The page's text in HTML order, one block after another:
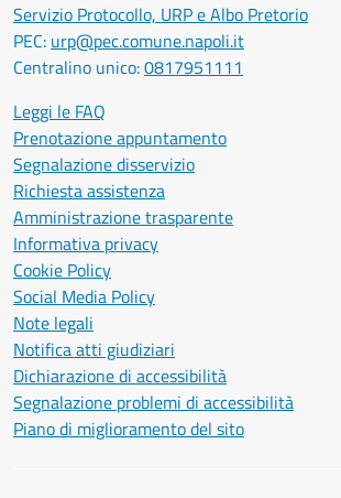
Servizio Protocollo, URP e Albo Pretorio
PEC: urp@pec.comune.napoli.it
Centralino unico:0817951111
Leggi le FAQ
Prenotazione appuntamento
Segnalazione disservizio
Richiesta assistenza
Amministrazione trasparente
Informativa privacy
Cookie Policy
Social Media Policy
Note legali
Notifica atti giudiziari
Dichiarazione di accessibilità
Segnalazione problemi di accessibilità
Piano di miglioramento del sito